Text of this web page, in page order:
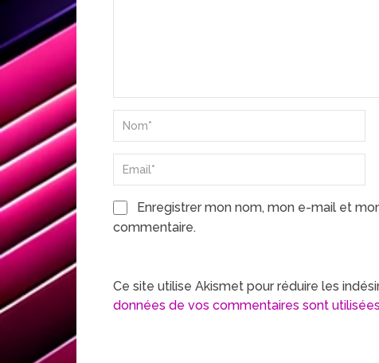
Enregistrer mon nom, mon e-mail et
commentaire.
Ce site utilise Akismet pour réduire les
données de vos commentaires sont utilisées